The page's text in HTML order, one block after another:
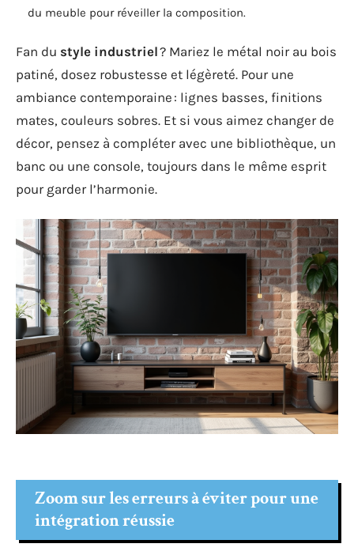
du meuble pour réveiller la composition.
Fan du style industriel? Mariez le métal noir au bois
patiné, dosez robustesse et légèreté. Pour une
ambiance contemporaine : lignes basses, finitions
mates, couleurs sobres. Et si vous aimez changer de
décor, pensez à compléter avec une bibliothèque, un
banc ou une console, toujours dans le même esprit
pour garder l’harmonie.
Zoom sur les erreurs à éviter pour une
intégration réussie